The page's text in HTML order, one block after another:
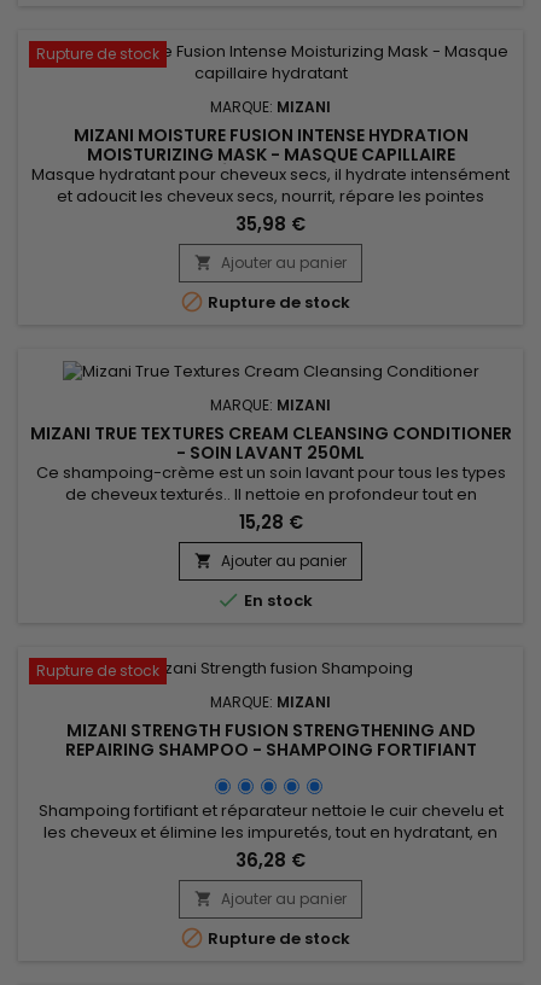
Rupture de stock
MARQUE: MIZANI
MIZANI MOISTURE FUSION INTENSE HYDRATION
MOISTURIZING MASK - MASQUE CAPILLAIRE
INTENSÉMENT HYDRATANT
Masque hydratant pour cheveux secs, il hydrate intensément
et adoucit les cheveux secs, nourrit, répare les pointes
abîmées et apporte brillance. Enrichi en beurre de Cupuaçu,
Mizani Moisture Fusion Intense Moisturizing Mask offre une
hydratation intense, laissant les cheveux doux et souples.
L'huile d'Argan, riche en acides gras essentiels et en...
35,98 €
 Ajouter au panier
 Rupture de stock
MARQUE: MIZANI
MIZANI TRUE TEXTURES CREAM CLEANSING CONDITIONER
- SOIN LAVANT 250ML
Ce shampoing-crème est un soin lavant pour tous les types
de cheveux texturés.. Il nettoie en profondeur tout en
démêlant instantanément, préservant l'hydratation et
mettant en valeur le dessin naturel des boucles pour une
sensation douce et agréable. Sa formule unique, enrichie
d'huiles de Marula, Olive, et Coco, ainsi que d'antioxydants,
nourrit...
15,28 €
 Ajouter au panier
 En stock
Rupture de stock
MARQUE: MIZANI
MIZANI STRENGTH FUSION STRENGTHENING AND
REPAIRING SHAMPOO - SHAMPOING FORTIFIANT
Shampoing fortifiant et réparateur nettoie le cuir chevelu et
les cheveux et élimine les impuretés, tout en hydratant, en
domptant les frisottis et en renforçant les cheveux
fragiles.&nbsp; Sa formule fortifiante s'adresse aux cheveux
fragilisés et endommagés par la chaleur excessive, les
procédés chimiques ou l'usure générale. Idéal après les
traitements...
36,28 €
 Ajouter au panier
 Rupture de stock